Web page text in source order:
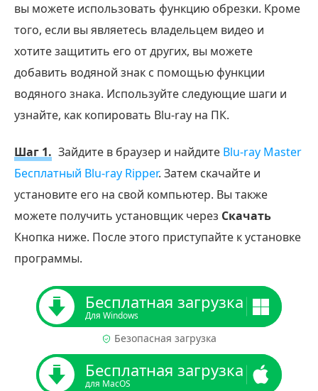
вы можете использовать функцию обрезки. Кроме
того, если вы являетесь владельцем видео и
хотите защитить его от других, вы можете
добавить водяной знак с помощью функции
водяного знака. Используйте следующие шаги и
узнайте, как копировать Blu-ray на ПК.
Шаг 1. Зайдите в браузер и найдите Blu-ray Master
Бесплатный Blu-ray Ripper. Затем скачайте и
установите его на свой компьютер. Вы также
можете получить установщик через Скачать
Кнопка ниже. После этого приступайте к установке
программы.
Бесплатная загрузка
Для Windows
Безопасная загрузка
Бесплатная загрузка
для MacOS